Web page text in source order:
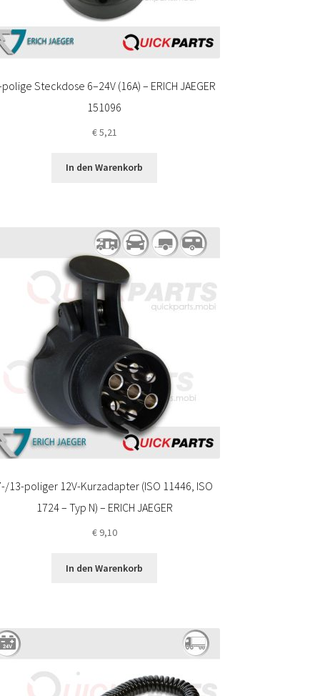
Steckdose 6–24V (16A) – ERICH JAEGER
151096
€5,21
In den Warenkorb
13-poliger 12V-Kurzadapter (ISO 11446, ISO
1724 – Typ N) – ERICH JAEGER
€9,10
In den Warenkorb